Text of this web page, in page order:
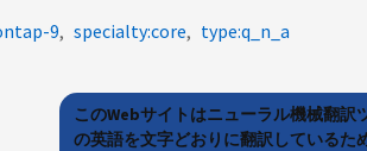
9 specialty:core type:q_n_a
このWebサイトはニューラル機械翻
の英語を文字どおりに翻訳しているた